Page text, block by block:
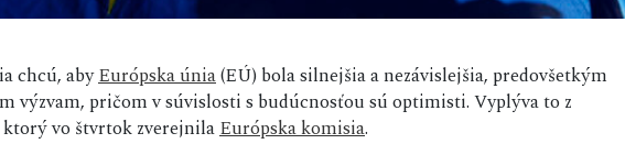
chcú, abyEurópska únia(EÚ) bola silnejšia a nezávislejšia, predovšetkým
výzvam, pričom v súvislosti s budúcnosťou sú optimisti. Vyplýva to z
ktorý vo štvrtok zverejnilaEurópska komisia.